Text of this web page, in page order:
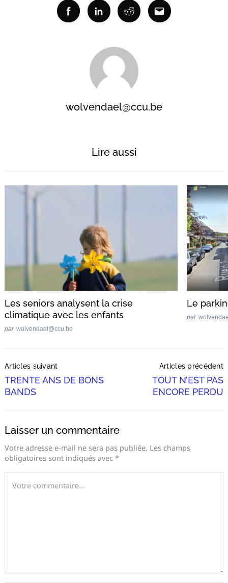
FacebookLinkedinRedditEmail
wolvendael@ccu.be
Lire aussi
Les seniors analysent la crise
climatique avec les enfants
par wolvendael@ccu.be
Le
par
Navigation
Articles suivant
TRENTE ANS DE BONS
BANDS
Articles précédent
TOUT N’EST PAS
ENCORE PERDU
Laisser un commentaire
Votre adresse e-mail ne sera pas publiée. Les champs
obligatoires sont indiqués avec *
pour